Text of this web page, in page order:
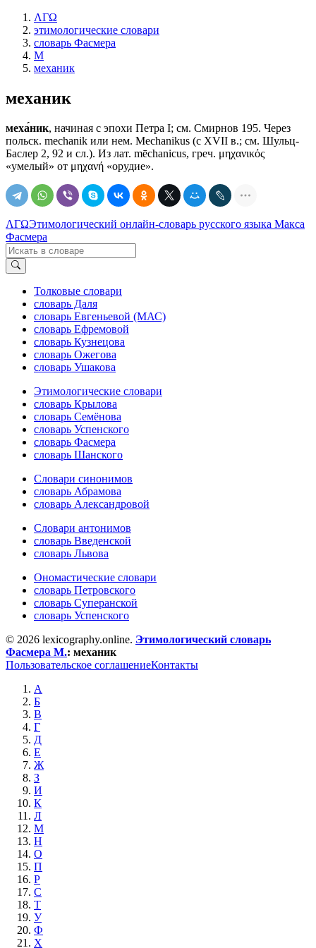
ΛΓΩ
этимологические словари
словарь Фасмера
М
механик
механик
меха́ник, начиная с эпохи Петра I; см. Смирнов 195. Через
польск. mechanik или нем. Мechanikus (с XVII в.; см. Шульц-
Баслер 2, 92 и сл.). Из лат. mēchanicus, греч. μηχανικός
«умелый» от μηχανή «орудие».
ΛΓΩЭтимологический онлайн-словарь русского языка Макса
Фасмера
Толковые словари
словарь Даля
словарь Евгеньевой (МАС)
словарь Ефремовой
словарь Кузнецова
словарь Ожегова
словарь Ушакова
Этимологические словари
словарь Крылова
словарь Семёнова
словарь Успенского
словарь Фасмера
словарь Шанского
Словари синонимов
словарь Абрамова
словарь Александровой
Словари антонимов
словарь Введенской
словарь Львова
Ономастические словари
словарь Петровского
словарь Суперанской
словарь Успенского
© 2026 lexicography.online. Этимологический словарь
Фасмера М.: механик
Пользовательское соглашениеКонтакты
А
Б
В
Г
Д
Е
Ж
З
И
К
Л
М
Н
О
П
Р
С
Т
У
Ф
Х